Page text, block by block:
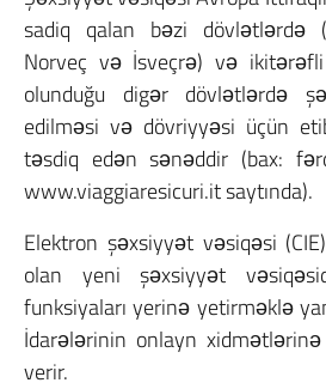
sadiq qalan bəzi dövlətlərdə
Norveç və İsveçrə) və ikitərəfli
olunduğu digər dövlətlərdə
edilməsi və dövriyyəsi üçün
təsdiq edən sənəddir (bax:
www.viaggiaresicuri.it saytında).
Elektron şəxsiyyət vəsiqəsi
olan yeni şəxsiyyət
funksiyaları yerinə yetirməklə
İdarələrinin onlayn
verir.